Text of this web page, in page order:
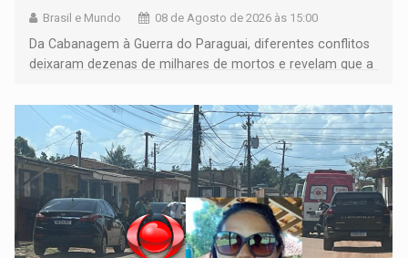
Brasil e Mundo 08 de Agosto de 2026 às 15:00
Da Cabanagem à Guerra do Paraguai, diferentes conflitos
deixaram dezenas de milhares de mortos e revelam que a
territoriais e sociais